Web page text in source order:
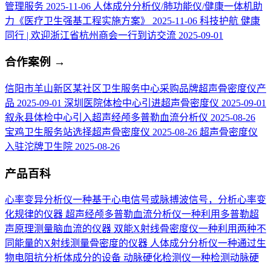
管理服务 2025-11-06 人体成分分析仪/肺功能仪/健康一体机助
力《医疗卫生强基工程实施方案》
2025-11-06 科技护航 健康
同行 | 欢迎浙江省杭州商会一行到访交流 2025-09-01
合作案例 →
信阳市羊山新区某社区卫生服务中心采购品牌超声骨密度仪产
品 2025-09-01 深圳医院体检中心引进超声骨密度仪 2025-09-01
叙永县体检中心引入超声经颅多普勒血流分析仪 2025-08-26
宝鸡卫生服务站选择超声骨密度仪 2025-08-26 超声骨密度仪
入驻沱牌卫生院 2025-08-26
产品百科
心率变异分析仪一种基于心电信号或脉搏波信号，分析心率变
化规律的仪器 超声经颅多普勒血流分析仪一种利用多普勒超
声原理测量脑血流的仪器 双能X射线骨密度仪一种利用两种不
同能量的X射线测量骨密度的仪器 人体成分分析仪一种通过生
物电阻抗分析体成分的设备 动脉硬化检测仪一种检测动脉硬